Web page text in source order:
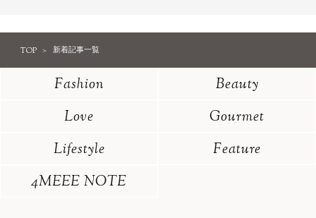
TOP 新着記事一覧
Fashion
Beauty
Love
Gourmet
Lifestyle
Feature
4MEEE NOTE